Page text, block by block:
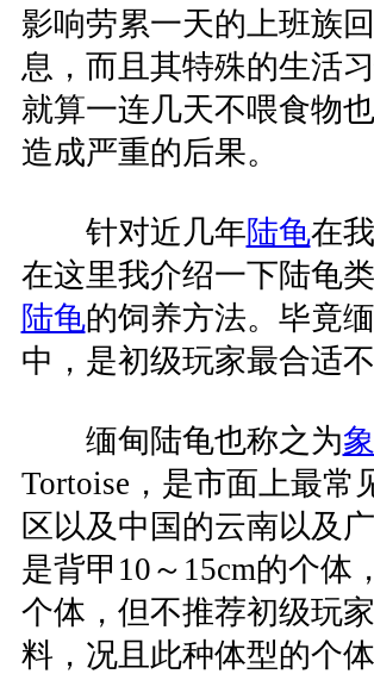
影响劳累一天的上班族
息，而且其特殊的生活习
就算一连几天不喂食物
造成严重的后果。
针对近几年陆龟在
在这里我介绍一下陆龟
陆龟的饲养方法。毕竟
中，是初级玩家最合适
缅甸陆龟也称之为
Tortoise，是市面上最常
区以及中国的云南以及
是背甲10～15cm的个体
个体，但不推荐初级玩
料，况且此种体型的个